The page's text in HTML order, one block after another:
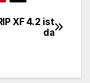
XF 4.2 ist
da